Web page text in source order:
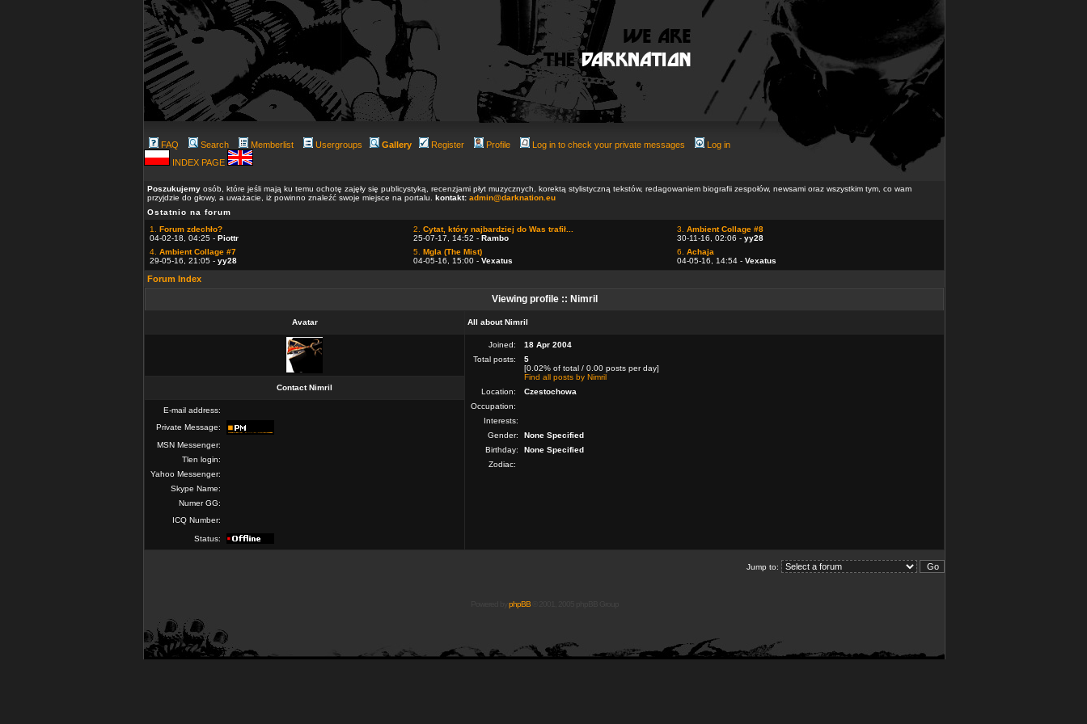
FAQ Search Memberlist Usergroups Gallery Register Profile Log in to check your private messages
Log in
INDEX PAGE
Poszukujemy osób, które jeśli mają ku temu ochotę zajęły się publicystyką, recenzjami płyt muzycznych, korektą stylistyczną tekstów, redagowaniem biografii zespołów, newsami oraz wszystkim tym, co wam
przyjdzie do głowy, a uważacie, iż powinno znaleźć swoje miejsce na portalu. kontakt: admin@darknation.eu
Ostatnio na forum
1. Forum zdechło?
04-02-18, 04:25 - Piottr
2. Cytat, który najbardziej do Was trafił...
25-07-17, 14:52 - Rambo
3. Ambient Collage #8
30-11-16, 02:06 - yy28
4. Ambient Collage #7
29-05-16, 21:05 - yy28
5. Mgla (The Mist)
04-05-16, 15:00 - Vexatus
6. Achaja
04-05-16, 14:54 - Vexatus
Forum Index
Viewing profile :: Nimril
Avatar All about Nimril
Joined:
18 Apr 2004
Total posts:
5
[0.02% of total / 0.00 posts per day]
Find all posts by Nimril
Location:
Czestochowa
Occupation:
Interests:
Gender:
None Specified
Birthday:
None Specified
Zodiac:
Contact Nimril
E-mail address:
Private Message:
MSN Messenger:
Tlen login:
Yahoo Messenger:
Skype Name:
Numer GG:
ICQ Number:
Status:
Jump to:
phpBB© 2001, 2005 phpBB Group